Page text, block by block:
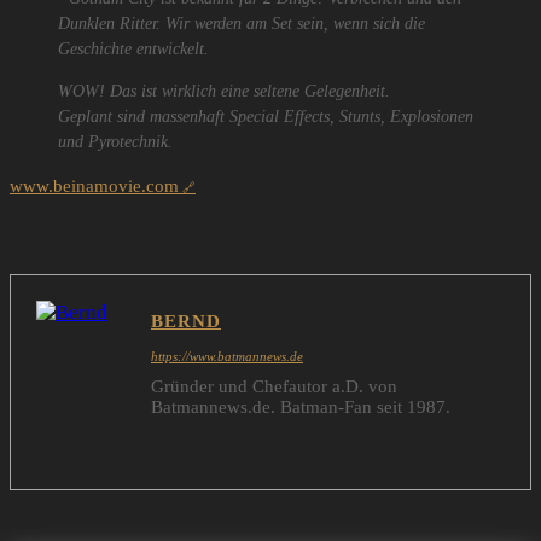
Dunklen Ritter. Wir werden am Set sein, wenn sich die
Geschichte entwickelt.
WOW! Das ist wirklich eine seltene Gelegenheit.
Geplant sind massenhaft Special Effects, Stunts, Explosionen
und Pyrotechnik.
www.beinamovie.com
BERND
https://www.batmannews.de
Gründer und Chefautor a.D. von
Batmannews.de. Batman-Fan seit 1987.